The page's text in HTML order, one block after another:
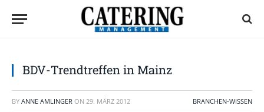
BDV-Trendtreffen in Mainz
BY ANNE AMLINGER ON 29. MÄRZ 2012 BRANCHEN-WISSEN